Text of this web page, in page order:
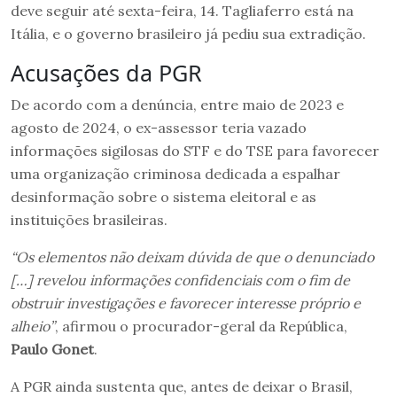
deve seguir até sexta-feira, 14. Tagliaferro está na
Itália, e o governo brasileiro já pediu sua extradição.
Acusações da PGR
De acordo com a denúncia, entre maio de 2023 e
agosto de 2024, o ex-assessor teria vazado
informações sigilosas do STF e do TSE para favorecer
uma organização criminosa dedicada a espalhar
desinformação sobre o sistema eleitoral e as
instituições brasileiras.
“Os elementos não deixam dúvida de que o denunciado
[…] revelou informações confidenciais com o fim de
obstruir investigações e favorecer interesse próprio e
alheio”, afirmou o procurador-geral da República,
Paulo Gonet.
A PGR ainda sustenta que, antes de deixar o Brasil,